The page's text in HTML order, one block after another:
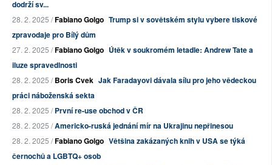
dodrží sv...
28. 2. 2025 /Fabiano Golgo Trump si v sovětském stylu vybere tiskové
zpravodaje pro Bílý dům
27. 2. 2025 /Fabiano Golgo Útěk v soukromém letadle: Andrew Tate a
iluze spravedlnosti
28. 2. 2025 /Boris Cvek Jak Faradayovi dávala sílu pro jeho vědeckou
práci náboženská sekta
28. 2. 2025 /První re-use obchod v ČR
28. 2. 2025 /Americko-ruská jednání mír na Ukrajinu nepřinesou
28. 2. 2025 /Fabiano Golgo Většina zakázaných knih v USA se týká
černochů a LGBTQ+ osob